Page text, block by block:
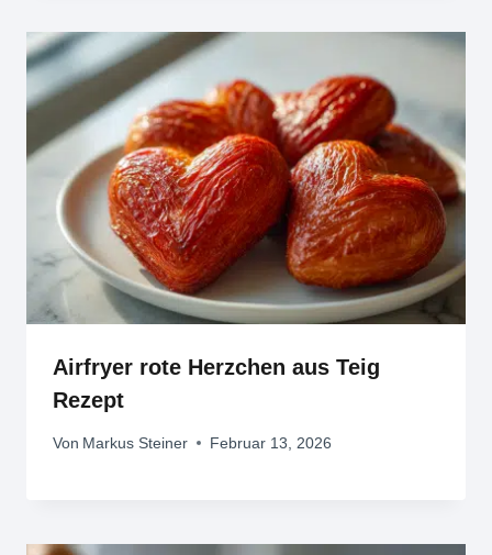
Airfryer rote Herzchen aus Teig
Rezept
Von Markus Steiner Februar 13, 2026